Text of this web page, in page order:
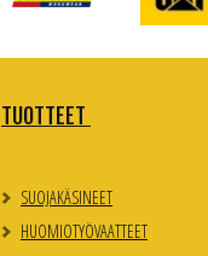
TUOTTEET
SUOJAKÄSINEET
HUOMIOTYÖVAATTEET